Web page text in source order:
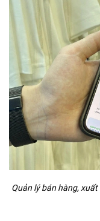
Quản lý bán hàng,